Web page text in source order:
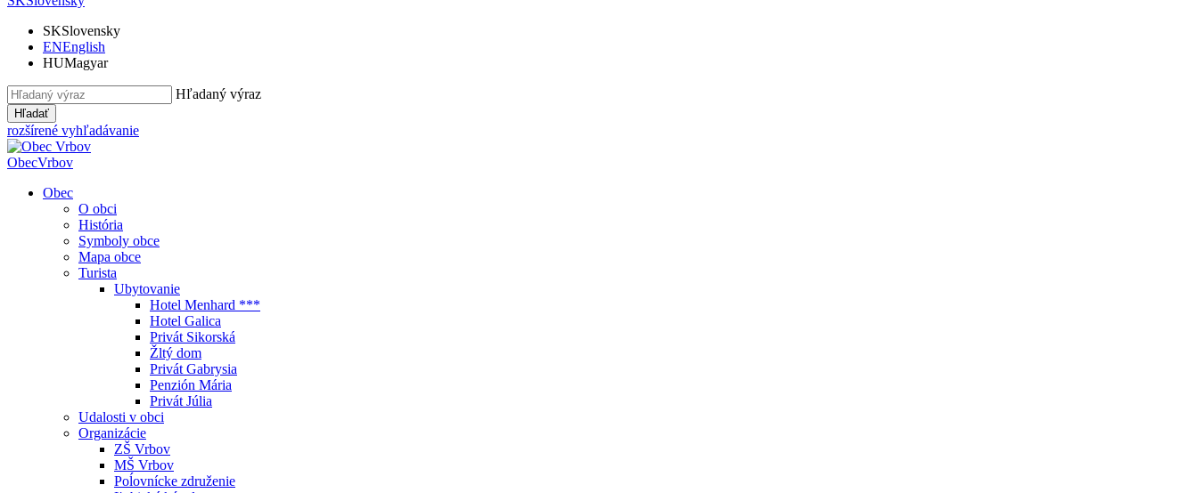
SKSlovensky
ENEnglish
HUMagyar
Hľadaný výraz
Hľadať
rozšírené vyhľadávanie
ObecVrbov
Obec
O obci
História
Symboly obce
Mapa obce
Turista
Ubytovanie
Hotel Menhard ***
Hotel Galica
Privát Sikorská
Žltý dom
Privát Gabrysia
Penzión Mária
Privát Júlia
Udalosti v obci
Organizácie
ZŠ Vrbov
MŠ Vrbov
Poĺovnícke združenie